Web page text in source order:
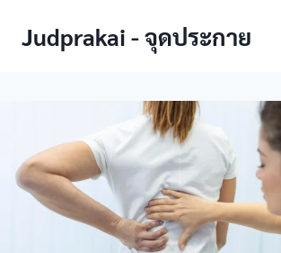
Judprakai - จุดประกาย